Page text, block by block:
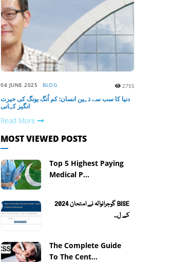
04 JUNE 2025 BLOG 2755
دنیا کا سب سے ذہین انسان: کم اُنگ یونگ کی حیرت
انگیز کہانی
Read More
MOST VIEWED POSTS
Top 5 Highest Paying
Medical P...
BISE گوجرانوالہ نے امتحان 2024
کے ل...
The Complete Guide
To The Cent...